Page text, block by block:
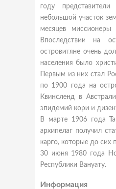
году
небольшой участок
месяцев
Впоследствии на
островитяне очень
населения было
Первым из них стал
по 1900 года на
Квинсленд в
эпидемий кори и
В марте 1906 года
архипелаг получил
карго, которые до сих
30 июня 1980 года
Республики Вануату.
Информация